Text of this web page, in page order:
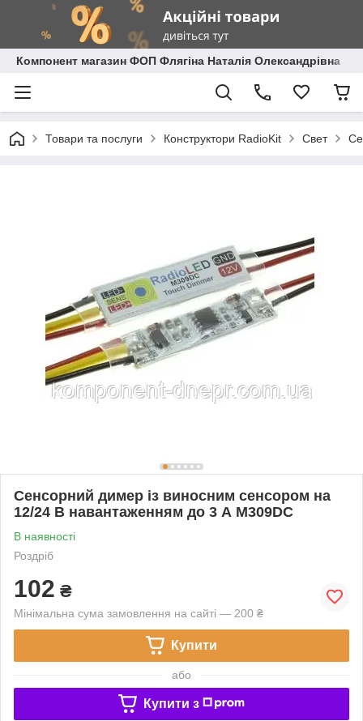
Компонент магазин ФОП Флягіна Наталія Олександрівна
Товари та послуги Конструктори RadioKit Свет
Сенсорний димер із виносним сенсором на
12/24 В навантаженням до 3 А M309DC
В наявності
Роздріб
102 ₴
Мінімальна сума замовлення на сайті — 200 ₴
Купити
або
Купити з